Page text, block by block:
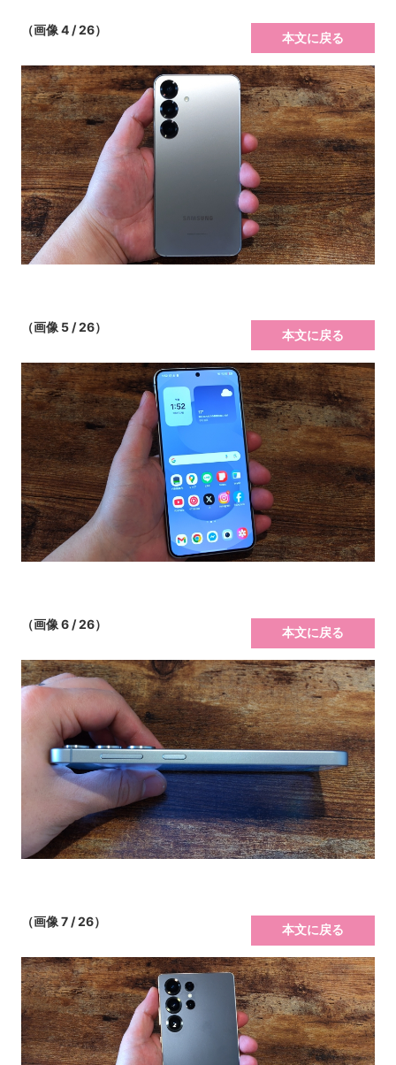
（画像 4 / 26）
本文に戻る
（画像 5 / 26）
本文に戻る
（画像 6 / 26）
本文に戻る
（画像 7 / 26）
本文に戻る